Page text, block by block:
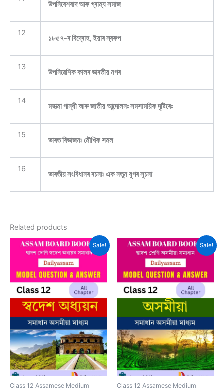
উপনিবেশবাদ আৰু গ্ৰাম্য সমাজ
12
১৮৫৭-ৰ বিদ্ৰোহ, ইয়াৰ স্বৰুপ
13
উপনিৱেশিক কালৰ ভাৰতীয় নগৰ
14
মহাত্মা গান্ধী আৰু জাতীয় আন্দোলনঃ সমসাময়িক দৃষ্টিৰেঃ
15
ভাৰত বিভাজনঃ মৌখিক সমল
16
ভাৰতীয় সংবিধানৰ ৰচনাঃ এক নতুন যুগৰ সূচনা
Related products
Sale!
Class 12 Assamese Medium
Sale!
Class 12 Assamese Medium